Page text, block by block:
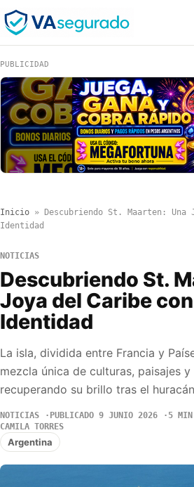
PUBLICIDAD
Inicio »
Descubriendo St. Maarten:
Identidad
NOTICIAS
Descubriendo St.
Joya del Caribe
Identidad
La isla, dividida entre Francia y
mezcla única de culturas, paisajes y
recuperando su brillo tras el
NOTICIAS PUBLICADO 9 JUNIO 2026
5 MIN
CAMILA TORRES
Argentina